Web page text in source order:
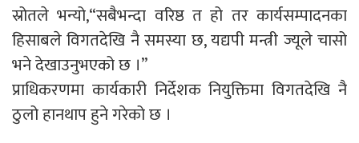
स्रोतले भन्यो,“सबैभन्दा वरिष्ठ त हो तर कार्यसम्पादनका
हिसाबले विगतदेखि नै समस्या छ, यद्यपी मन्त्री ज्यूले चासो
भने देखाउनुभएको छ ।”
प्राधिकरणमा कार्यकारी निर्देशक नियुक्तिमा विगतदेखि नै
ठुलो हानथाप हुने गरेको छ ।